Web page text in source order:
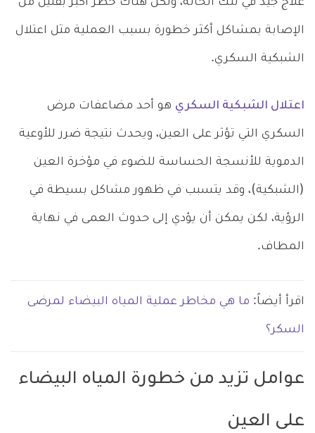
علاج جيد في تلك الحالة، ولكن هناك خطر أكبر بقليل من
الإصابة بمشاكل أكثر خطورة بسبب العملية مثل اعتلال
الشبكية السكري.
اعتلال الشبكية السكري هو أحد مضاعفات مرض
السكري التي تؤثر على العين، ويحدث نتيجة ضرر للأوعية
الدموية للأنسجة الحساسة للضوء في مؤخرة العين
(الشبكية)، وقد يتسبب في ظهور مشاكل بسيطة في
الرؤية، لكن يمكن أن يؤدي إلى حدوث العمى في نهاية
المطاف.
اقرأ أيضاً: ما هي مخاطر عملية المياه البيضاء لمرضى
السكر؟
عوامل تزيد من خطورة المياه البيضاء
على العين